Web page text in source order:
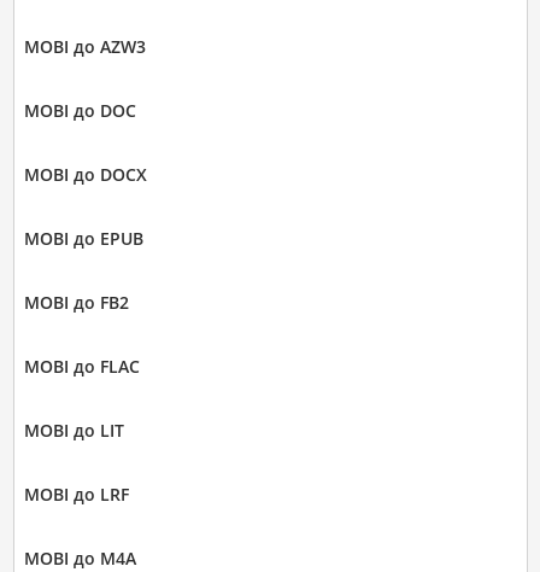
MOBI до AZW3
MOBI до DOC
MOBI до DOCX
MOBI до EPUB
MOBI до FB2
MOBI до FLAC
MOBI до LIT
MOBI до LRF
MOBI до M4A